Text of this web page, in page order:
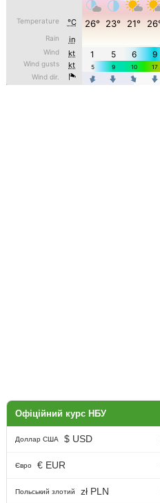
Офіційний курс НБУ
Доллар США $ USD
Євро € EUR
Польський злотий zł PLN